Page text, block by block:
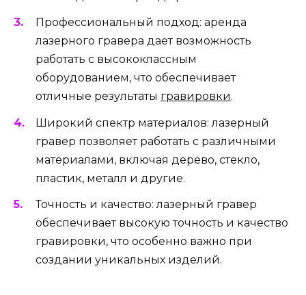
Профессиональный подход: аренда
лазерного гравера дает возможность
работать с высококлассным
оборудованием, что обеспечивает
отличные результаты гравировки.
Широкий спектр материалов: лазерный
гравер позволяет работать с различными
материалами, включая дерево, стекло,
пластик, металл и другие.
Точность и качество: лазерный гравер
обеспечивает высокую точность и качество
гравировки, что особенно важно при
создании уникальных изделий.